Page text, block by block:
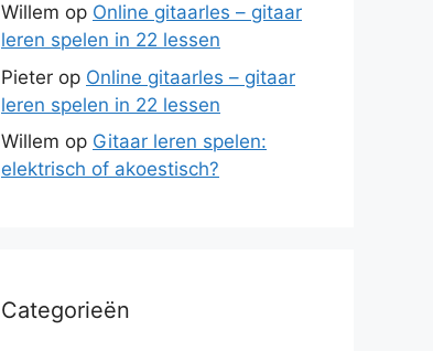
Willem op Online gitaarles – gitaar
leren spelen in 22 lessen
Pieter op Online gitaarles – gitaar
leren spelen in 22 lessen
Willem op Gitaar leren spelen:
elektrisch of akoestisch?
Categorieën